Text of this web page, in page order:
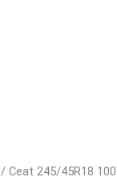
/ Ceat 245/45R18